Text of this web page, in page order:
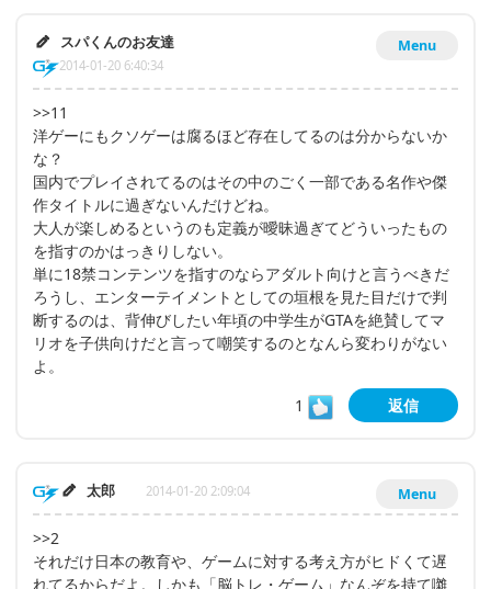
Menu
スパくんのお友達
2014-01-20 6:40:34
>>11
洋ゲーにもクソゲーは腐るほど存在してるのは分からないか
な？
国内でプレイされてるのはその中のごく一部である名作や傑
作タイトルに過ぎないんだけどね。
大人が楽しめるというのも定義が曖昧過ぎてどういったもの
を指すのかはっきりしない。
単に18禁コンテンツを指すのならアダルト向けと言うべきだ
ろうし、エンターテイメントとしての垣根を見た目だけで判
断するのは、背伸びしたい年頃の中学生がGTAを絶賛してマ
リオを子供向けだと言って嘲笑するのとなんら変わりがない
よ。
1
返信
Menu
太郎 2014-01-20 2:09:04
>>2
それだけ日本の教育や、ゲームに対する考え方がヒドくて遅
れてるからだよ。しかも「脳トレ・ゲーム」なんぞを持て囃